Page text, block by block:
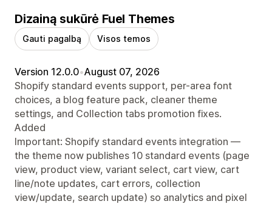
Dizainą sukūrė Fuel Themes
Gauti pagalbą Visos temos
Version 12.0.0•August 07, 2026
Shopify standard events support, per-area font
choices, a blog feature pack, cleaner theme
settings, and Collection tabs promotion fixes.
Added
Important: Shopify standard events integration —
the theme now publishes 10 standard events (page
view, product view, variant select, cart view, cart
line/note updates, cart errors, collection
view/update, search update) so analytics and pixel